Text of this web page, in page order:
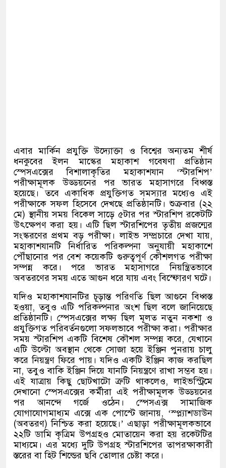
এবার মার্কিন প্রযুক্তি উদ্যোক্তা ও বিশ্বের অন্যতম শীর্ষ
ধনকুবের ইলন মাস্কের মহাকাশ গবেষণা প্রতিষ্ঠান
স্পেসএক্সের বিশালাকৃতির মহাকাশযান‘স্টারশিপ’
পরীক্ষামূলক উড্ডয়নের পর ভারত মহাসাগরে বিধ্বস্ত
হয়েছে। তবে একাধিক প্রযুক্তিগত সমস্যার মধ্যেও এই
পরীক্ষাকে সফল হিসেবে দেখছে প্রতিষ্ঠানটি। শুক্রবার (২২
মে)স্থানীয় সময় বিকেল সাড়ে ৫টার পর স্টারশিপ রকেটটি
উৎক্ষেপণ করা হয়। এটি ছিল স্টারশিপের তৃতীয় প্রজন্মের
সংস্করণের প্রথম বড় পরীক্ষা। লাইভ সম্প্রচারে দেখা যায়,
মহাকাশযানটি নির্ধারিত পরিকল্পনা অনুযায়ী মহাকাশে
পৌঁছানোর পর বেশ কয়েকটি গুরুত্বপূর্ণ কৌশলগত পরীক্ষা
সম্পন্ন করে। পরে ভারত মহাসাগরে নিয়ন্ত্রিতভাবে
অবতরণের সময় এতে আগুন ধরে যায় এবং বিস্ফোরণ ঘটে।
যদিও মহাকাশযানটির চূড়ান্ত পরিণতি ছিল আগুনে বিধ্বস্ত
হওয়া,তবুও এটি পরিকল্পনার অংশ ছিল বলে জানিয়েছে
প্রতিষ্ঠানটি। স্পেসএক্সের লক্ষ্য ছিল মূলত নতুন নকশা ও
প্রযুক্তিগত পরিবর্তনগুলো সফলভাবে পরীক্ষা করা। পরীক্ষার
সময় স্টারশিপ একটি বিশেষ কৌশল সম্পন্ন করে,যেখানে
এটি উল্টো অবস্থান থেকে সোজা হয়ে ইঞ্জিন পুনরায় চালু
করে নিয়ন্ত্রণ ফিরে পায়। যদিও একটি ইঞ্জিন কাজ করছিল
না,তবুও বাকি ইঞ্জিন দিয়ে যানটি নিয়ন্ত্রণে রাখা সম্ভব হয়।
এই যাত্রায় কিছু ছোটখাটো ত্রুটি থাকলেও,লাইভস্ট্রিমে
দেখানো স্পেসএক্সের কর্মীরা এই পরীক্ষামূলক উড্ডয়নের
পর আনন্দে গর্জে ওঠেন। স্পেসএক্স সামাজিক
যোগাযোগমাধ্যম এক্সে এক পোস্টে জানায়, ‘স্প্ল্যাশডাউন
(অবতরণ)নিশ্চিত করা হয়েছে।’এছাড়া পরীক্ষামূলকভাবে
২২টি ডামি কৃত্রিম উপগ্রহও মোতায়েন করা হয় রকেটটির
মাধ্যমে। এর মধ্যে দুটি উপগ্রহ স্টারশিপের তাপরক্ষাকারী
স্তরের বা হিট শিল্ডের ছবি তোলার চেষ্টা করে।